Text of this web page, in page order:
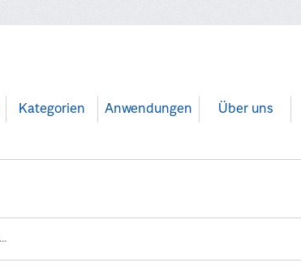
Kategorien Anwendungen Über uns